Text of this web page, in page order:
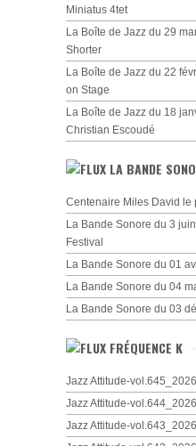
Miniatus 4tet
La Boîte de Jazz du 29
Shorter
La Boîte de Jazz du 22
on Stage
La Boîte de Jazz du 18
Christian Escoudé
LA BANDE
Centenaire Miles David le
La Bande Sonore du 3
Festival
La Bande Sonore du 01
La Bande Sonore du 04
La Bande Sonore du 03
FRÉQUENCE K
Jazz Attitude-
Jazz Attitude-
Jazz Attitude-